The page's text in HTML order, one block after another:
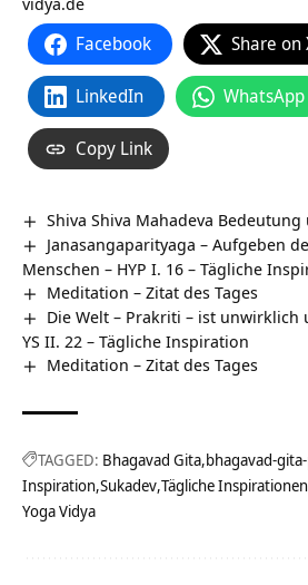
Facebook Share on
LinkedIn WhatsApp
Copy Link
Shiva Shiva Mahadeva
Janasangaparityaga – Aufgeben
Menschen – HYP I. 16 – Tägliche
Meditation – Zitat des Tages
Die Welt – Prakriti – ist unwirklich
YS II. 22 – Tägliche Inspiration
Meditation – Zitat des Tages
TAGGED: Bhagavad Gita bhagavad-
Inspiration Sukadev Tägliche Inspirationen
Yoga Vidya